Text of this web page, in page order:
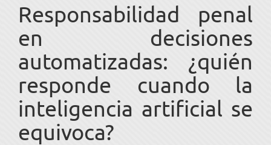
Responsabilidad penal
en decisiones
automatizadas: ¿quién
responde cuando la
inteligencia artificial se
equivoca?